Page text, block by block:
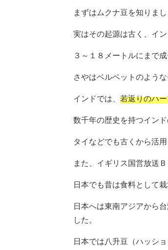
まずはムクナ豆を知りまし
実はその起源は古く、イ
３～１８メートルにまで
さやはベルベットのよう
インドでは、若返りのハ
数千年の歴史を持つイン
タイなどでも古くから活
また、イギリス国営放送
日本でも昔は食料として
日本へは東南アジアから
した。
日本では八升豆（ハッシ